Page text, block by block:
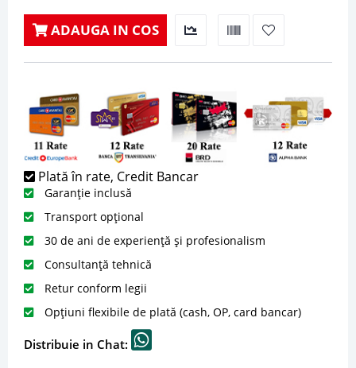
ADAUGA IN COS
Plată în rate, Credit Bancar
Garanție inclusă
Transport opțional
30 de ani de experiență și profesionalism
Consultanță tehnică
Retur conform legii
Opțiuni flexibile de plată (cash, OP, card bancar)
Distribuie in Chat: